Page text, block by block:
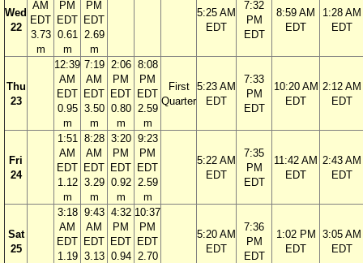
Wed
22
AM
EDT
3.73
m
PM
EDT
0.61
m
PM
EDT
2.69
m
5:25 AM
EDT
7:32
PM
EDT
8:59 AM
EDT
1:28 AM
EDT
Thu
23
12:39
AM
EDT
0.95
m
7:19
AM
EDT
3.50
m
2:06
PM
EDT
0.80
m
8:08
PM
EDT
2.59
m
First
Quarter
5:23 AM
EDT
7:33
PM
EDT
10:20 AM
EDT
2:12 AM
EDT
Fri
24
1:51
AM
EDT
1.12
m
8:28
AM
EDT
3.29
m
3:20
PM
EDT
0.92
m
9:23
PM
EDT
2.59
m
5:22 AM
EDT
7:35
PM
EDT
11:42 AM
EDT
2:43 AM
EDT
Sat
25
3:18
AM
EDT
1.19
9:43
AM
EDT
3.13
4:32
PM
EDT
0.94
10:37
PM
EDT
2.70
5:20 AM
EDT
7:36
PM
EDT
1:02 PM
EDT
3:05 AM
EDT